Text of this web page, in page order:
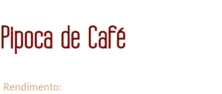
Pipoca de Café
Rendimento: